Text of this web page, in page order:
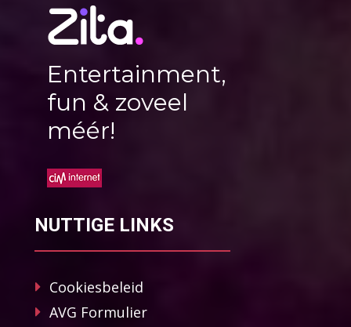
Entertainment,
fun & zoveel
méér!
NUTTIGE LINKS
Cookiesbeleid
AVG Formulier